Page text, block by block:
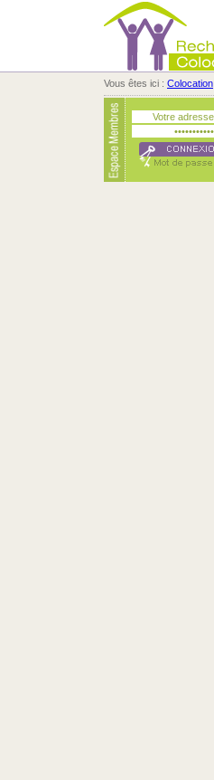
Vous êtes ici : Colocation